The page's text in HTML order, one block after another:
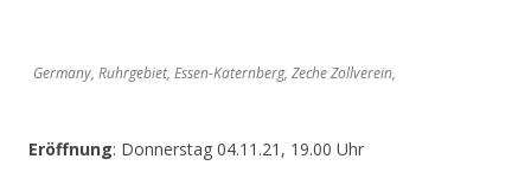
Germany, Ruhrgebiet, Essen-Katernberg, Zeche Zollverein,
Eröffnung: Donnerstag 04.11.21, 19.00 Uhr